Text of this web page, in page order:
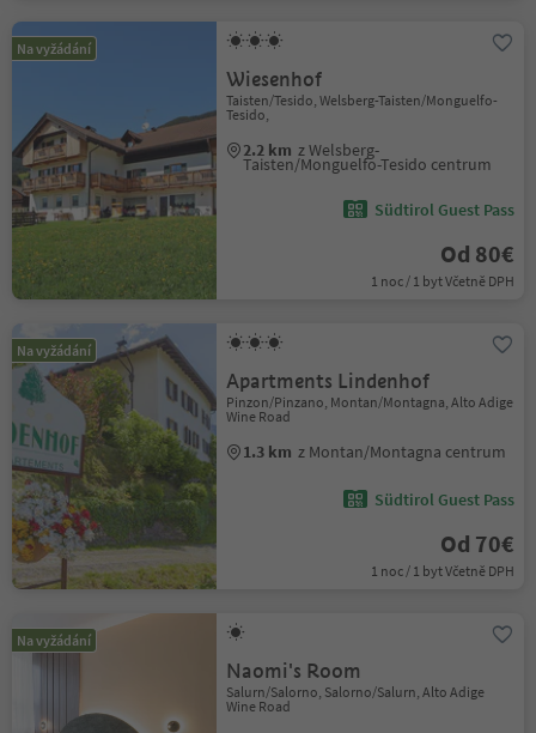
Na vyžádání
Wiesenhof
Taisten/Tesido, Welsberg-Taisten/Monguelfo-
Tesido,
2.2 km z Welsberg-
Taisten/Monguelfo-Tesido centrum
Südtirol Guest Pass
Od 80€
1 noc / 1 byt Včetně DPH
Na vyžádání
Apartments Lindenhof
Pinzon/Pinzano, Montan/Montagna, Alto Adige
Wine Road
1.3 km z Montan/Montagna centrum
Südtirol Guest Pass
Od 70€
1 noc / 1 byt Včetně DPH
Na vyžádání
Naomi's Room
Salurn/Salorno, Salorno/Salurn, Alto Adige
Wine Road